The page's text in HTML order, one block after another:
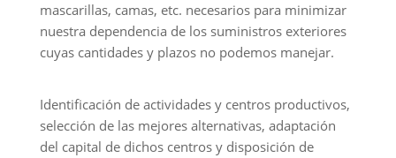
mascarillas, camas, etc. necesarios para minimizar
nuestra dependencia de los suministros exteriores
cuyas cantidades y plazos no podemos manejar.
Identificación de actividades y centros productivos,
selección de las mejores alternativas, adaptación
del capital de dichos centros y disposición de